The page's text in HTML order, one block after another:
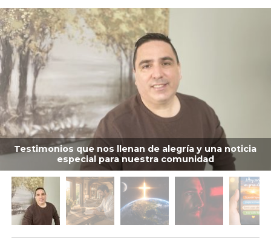
Testimonios que nos llenan de alegría y una noticia
especial para nuestra comunidad